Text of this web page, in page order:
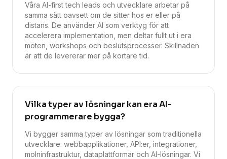
Våra AI-first tech leads och utvecklare arbetar på
samma sätt oavsett om de sitter hos er eller på
distans. De använder AI som verktyg för att
accelerera implementation, men deltar fullt ut i era
möten, workshops och beslutsprocesser. Skillnaden
är att de levererar mer på kortare tid.
Vilka typer av lösningar kan era AI-
programmerare bygga?
Vi bygger samma typer av lösningar som traditionella
utvecklare: webbapplikationer, API:er, integrationer,
molninfrastruktur, dataplattformar och AI-lösningar. Vi